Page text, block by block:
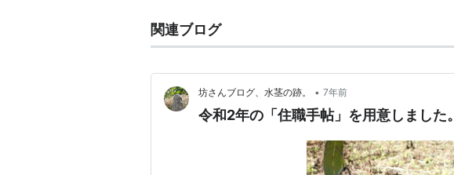
関連ブログ
坊さんブログ、水茎の跡。 • 7年前
令和2年の「住職手帖」を用意しました。